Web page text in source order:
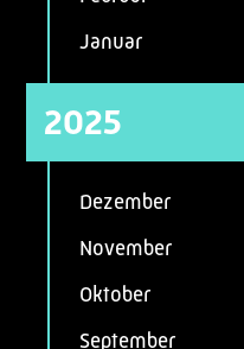
Januar
2025
Dezember
November
Oktober
September